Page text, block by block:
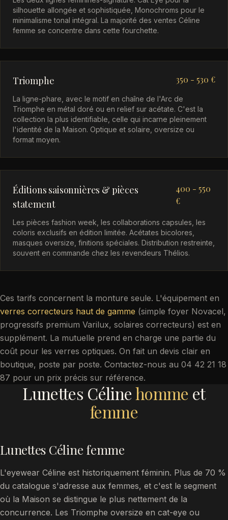
silhouette allongée et sophistiquée, Monochroms pour le
minimalisme tonal intégral. La majorité des ventes Céline
femme se concentre dans cette fourchette.
Triomphe 350 - 530 €
La ligne-phare, avec le motif en chaîne de l'Arc de
Triomphe en métal doré ou en relief sur acétate. C'est la
collection la plus identifiable, celle qui incarne pleinement
l'identité de la Maison. Optique et solaire, oversize ou
format moyen.
Éditions saisonnières & pièces
statement
400 - 550
€
Les pièces fashion week, les collaborations capsules, les
coloris exclusifs en édition limitée. Acétates bicolores,
masques oversize, finitions spéciales. Distribution restreinte,
souvent en commande chez les revendeurs Thélios.
Ces tarifs concernent la monture seule. L'équipement en
verres correcteurs haut de gamme (simple foyer Novacel,
progressifs premium Varilux, solaires correcteurs) est en
supplément. La mutuelle prend en charge une partie du
coût pour les verres optiques. On fait un devis clair en
boutique, poste par poste. Contactez-nous au 04 42 21 18
87 pour un prix précis sur référence.
Lunettes Célinehomme et
femme
Lunettes Céline femme
L'eyewear Céline est historiquement féminin. Plus de 70 %
du catalogue s'adresse aux femmes, et c'est le segment
où la Maison se distingue le plus nettement de la
concurrence. Les Triomphe oversize en cat-eye ou